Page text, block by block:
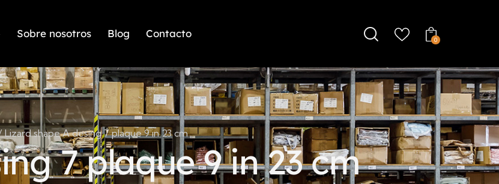
Sobre nosotros Blog Contacto
0
Lizard shape A desing 7 plaque 9 in 23 cm
7 plaque 9 in 23 cm